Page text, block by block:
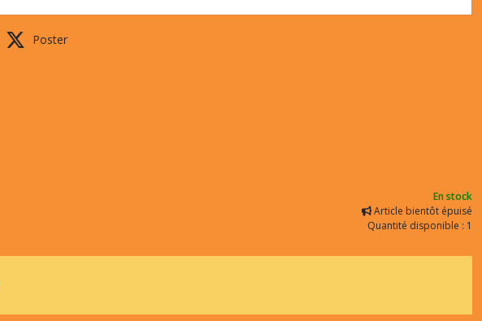
Poster
En stock
Article bientôt épuisé
Quantité disponible : 1